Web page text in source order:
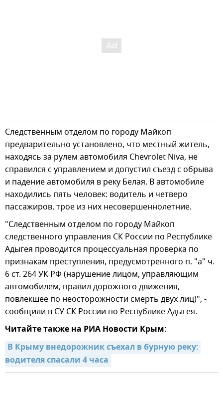
Следственным отделом по городу Майкоп
предварительно установлено, что местный житель,
находясь за рулем автомобиля Chevrolet Niva, не
справился с управлением и допустил съезд с обрыва
и падение автомобиля в реку Белая. В автомобиле
находились пять человек: водитель и четверо
пассажиров, трое из них несовершеннолетние.
"Следственным отделом по городу Майкоп
следственного управления СК России по Республике
Адыгея проводится процессуальная проверка по
признакам преступления, предусмотренного п. "а" ч.
6 ст. 264 УК РФ (нарушение лицом, управляющим
автомобилем, правил дорожного движения,
повлекшее по неосторожности смерть двух лиц)", -
сообщили в СУ СК России по Республике Адыгея.
Читайте также на РИА Новости Крым:
В Крыму внедорожник съехал в бурную реку:
водителя спасали 4 часа